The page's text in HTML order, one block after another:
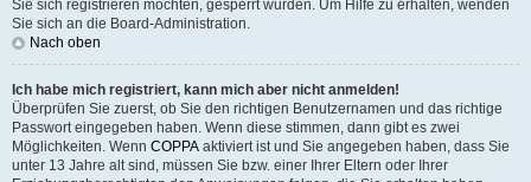
Sie sich registrieren möchten, gesperrt wurden. Um Hilfe zu erhalten, wenden
Sie sich an die Board-Administration.
Nach oben
Ich habe mich registriert, kann mich aber nicht anmelden!
Überprüfen Sie zuerst, ob Sie den richtigen Benutzernamen und das richtige
Passwort eingegeben haben. Wenn diese stimmen, dann gibt es zwei
Möglichkeiten. Wenn COPPA aktiviert ist und Sie angegeben haben, dass Sie
unter 13 Jahre alt sind, müssen Sie bzw. einer Ihrer Eltern oder Ihrer